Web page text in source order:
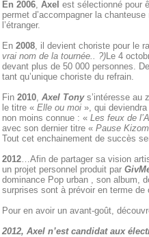
En 2006, Axel est sélectionné pour
permet d’accompagner la
l’étranger.
En 2008, il devient choriste pour le
vrai nom de la tournée.. ?)Le 4
devant plus de 50 000 personnes.
tant qu’unique choriste du refrain.
Fin 2010, Axel Tonys’intéresse au
le titre « Elle ou moi », qui
non moins connue : « Les feux de
avec son dernier titre « Pause
Tout cet enchainement de succès
2012…Afin de partager sa vision
un projet personnel produit par
dominance Pop urban , son album,
surprises sont à prévoir en terme de
Pour en avoir un avant-goût,
2012, Axel n’est candidat aux